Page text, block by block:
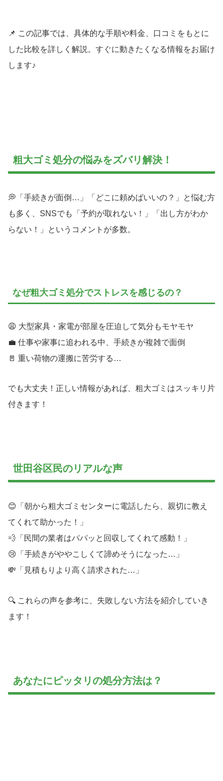
📌 この記事では、具体的な手順や料金、口コミをもとに
した比較を詳しく解説。すぐに動きたくなる情報をお届け
します♪
粗大ゴミ処分の悩みをズバリ解決！
💭「手続きが面倒…」「どこに頼めばいいの？」と悩む方
も多く、SNSでも「予約が取れない！」「出し方がわか
らない！」というコメントが多数。
なぜ粗大ゴミ処分でストレスを感じるの？
😩 大型家具・家電が部屋を圧迫して気分もモヤモヤ
💼 仕事や家事に追われる中、手続きが複雑で面倒
🚪 重い荷物の運搬に苦労する…
でも大丈夫！正しい情報があれば、粗大ゴミはスッキリ片
付きます！
世田谷区民のリアルな声
😊「朝から粗大ゴミセンターに電話したら、親切に教え
てくれて助かった！」
💨「民間の業者はパパッと回収してくれて感動！」
😢「手続きがややこしくて諦めそうになった…」
💸「見積もりより高く請求された…」
🔍 これらの声を参考に、失敗しない方法を紹介していき
ます！
あなたにピッタリの処分方法は？